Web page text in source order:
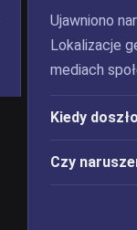
Ujawniono
Lokalizacje
mediach
Kiedy
Czy